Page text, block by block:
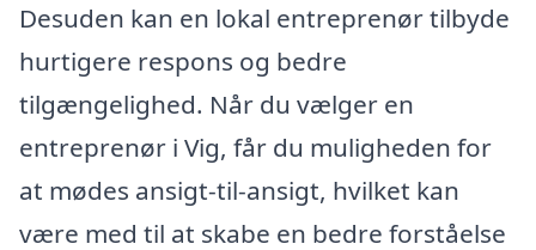
Desuden kan en lokal entreprenør tilbyde
hurtigere respons og bedre
tilgængelighed. Når du vælger en
entreprenør i Vig, får du muligheden for
at mødes ansigt-til-ansigt, hvilket kan
være med til at skabe en bedre forståelse